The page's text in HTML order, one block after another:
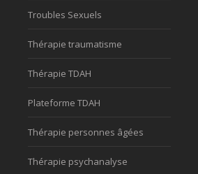
Troubles Sexuels
Thérapie traumatisme
Thérapie TDAH
Plateforme TDAH
Thérapie personnes âgées
Thérapie psychanalyse